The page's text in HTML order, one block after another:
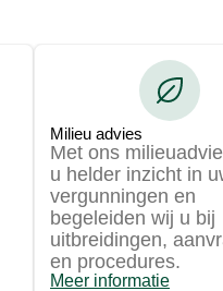
Milieu advies
Met ons
u helder inzicht in
vergunningen en
begeleiden wij u bij
uitbreidingen,
en procedures.
Meer informatie